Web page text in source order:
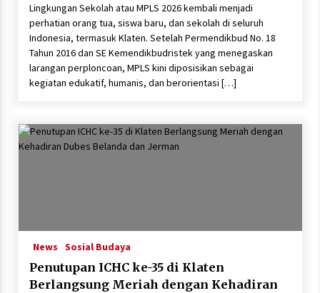
Lingkungan Sekolah atau MPLS 2026 kembali menjadi
perhatian orang tua, siswa baru, dan sekolah di seluruh
Indonesia, termasuk Klaten. Setelah Permendikbud No. 18
Tahun 2016 dan SE Kemendikbudristek yang menegaskan
larangan perploncoan, MPLS kini diposisikan sebagai
kegiatan edukatif, humanis, dan berorientasi […]
News Sosial Budaya
Penutupan ICHC ke-35 di Klaten
Berlangsung Meriah dengan Kehadiran